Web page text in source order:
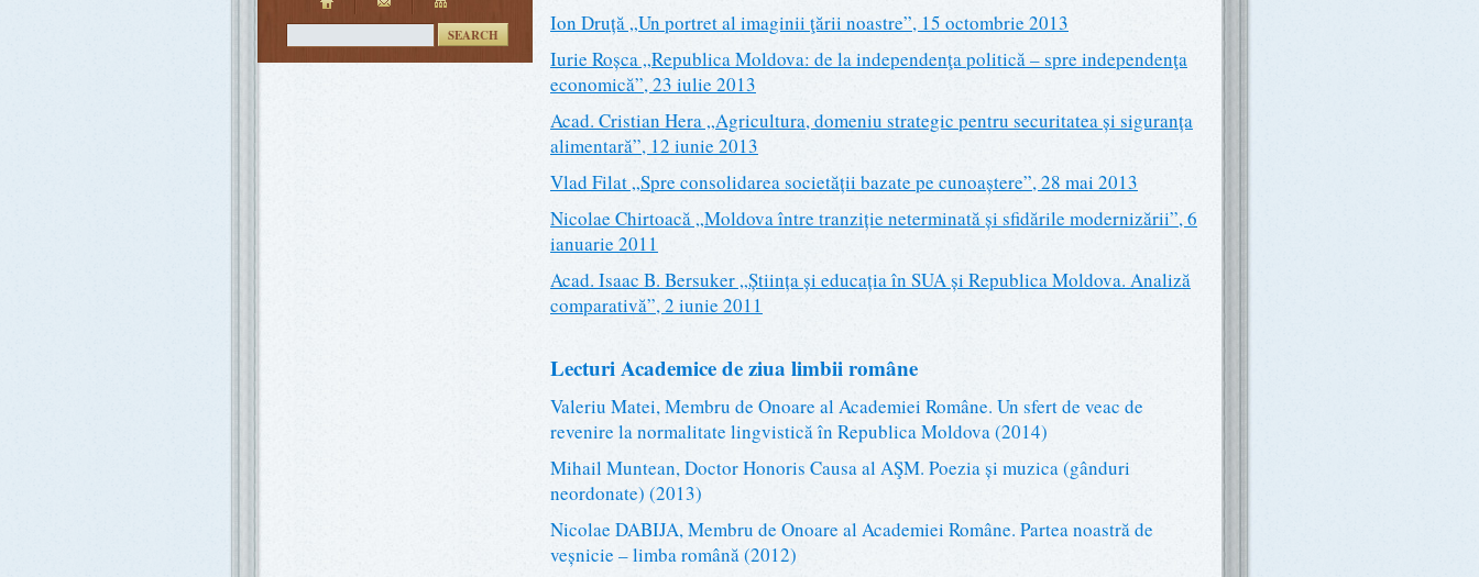
SEARCH
Ion Druță „Un portret al imaginii ţării noastre”, 15 octombrie 2013
Iurie Roșca „Republica Moldova: de la independenţa politică – spre independenţa
economică”, 23 iulie 2013
Acad. Cristian Hera „Agricultura, domeniu strategic pentru securitatea și siguranța
alimentară”, 12 iunie 2013
Vlad Filat „Spre consolidarea societății bazate pe cunoaștere”, 28 mai 2013
Nicolae Chirtoacă „Moldova între tranziție neterminată și sfidările modernizării”, 6
ianuarie 2011
Acad. Isaac B. Bersuker „Știința și educația în SUA și Republica Moldova. Analiză
comparativă”, 2 iunie 2011
Lecturi Academice de ziua limbii române
Valeriu Matei, Membru de Onoare al Academiei Române. Un sfert de veac de
revenire la normalitate lingvistică în Republica Moldova (2014)
Mihail Muntean, Doctor Honoris Causa al AŞM. Poezia și muzica (gânduri
neordonate) (2013)
Nicolae DABIJA, Membru de Onoare al Academiei Române. Partea noastră de
veșnicie – limba română (2012)